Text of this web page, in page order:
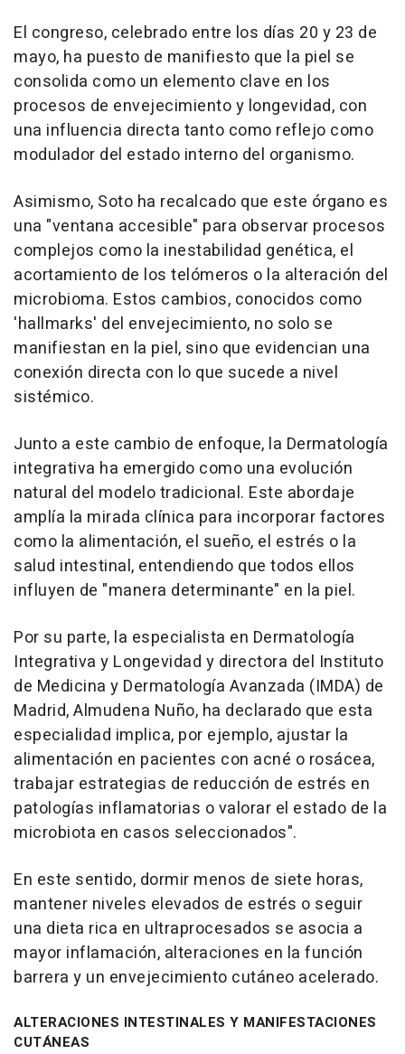
El congreso, celebrado entre los días 20 y 23 de
mayo, ha puesto de manifiesto que la piel se
consolida como un elemento clave en los
procesos de envejecimiento y longevidad, con
una influencia directa tanto como reflejo como
modulador del estado interno del organismo.
Asimismo, Soto ha recalcado que este órgano es
una "ventana accesible" para observar procesos
complejos como la inestabilidad genética, el
acortamiento de los telómeros o la alteración del
microbioma. Estos cambios, conocidos como
'hallmarks' del envejecimiento, no solo se
manifiestan en la piel, sino que evidencian una
conexión directa con lo que sucede a nivel
sistémico.
Junto a este cambio de enfoque, la Dermatología
integrativa ha emergido como una evolución
natural del modelo tradicional. Este abordaje
amplía la mirada clínica para incorporar factores
como la alimentación, el sueño, el estrés o la
salud intestinal, entendiendo que todos ellos
influyen de "manera determinante" en la piel.
Por su parte, la especialista en Dermatología
Integrativa y Longevidad y directora del Instituto
de Medicina y Dermatología Avanzada (IMDA) de
Madrid, Almudena Nuño, ha declarado que esta
especialidad implica, por ejemplo, ajustar la
alimentación en pacientes con acné o rosácea,
trabajar estrategias de reducción de estrés en
patologías inflamatorias o valorar el estado de la
microbiota en casos seleccionados".
En este sentido, dormir menos de siete horas,
mantener niveles elevados de estrés o seguir
una dieta rica en ultraprocesados se asocia a
mayor inflamación, alteraciones en la función
barrera y un envejecimiento cutáneo acelerado.
ALTERACIONES INTESTINALES Y MANIFESTACIONES
CUTÁNEAS